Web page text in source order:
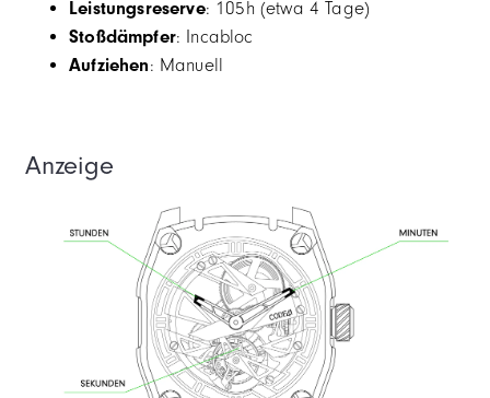
Leistungsreserve: 105h (etwa 4 Tage)
Stoßdämpfer: Incabloc
Aufziehen: Manuell
Anzeige